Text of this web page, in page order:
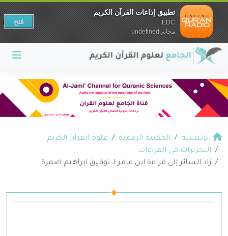
الرئيسية المكتبة الرقمية
علوم القرآن الكريم
التحريرات في القراءات
زاد السائر إلى قراءة ابن عامر لـ توفيق ابراهيم ضمرة
تطبيق إذاعات القرآن الكريم
EDC
مجانيundefined
فتح